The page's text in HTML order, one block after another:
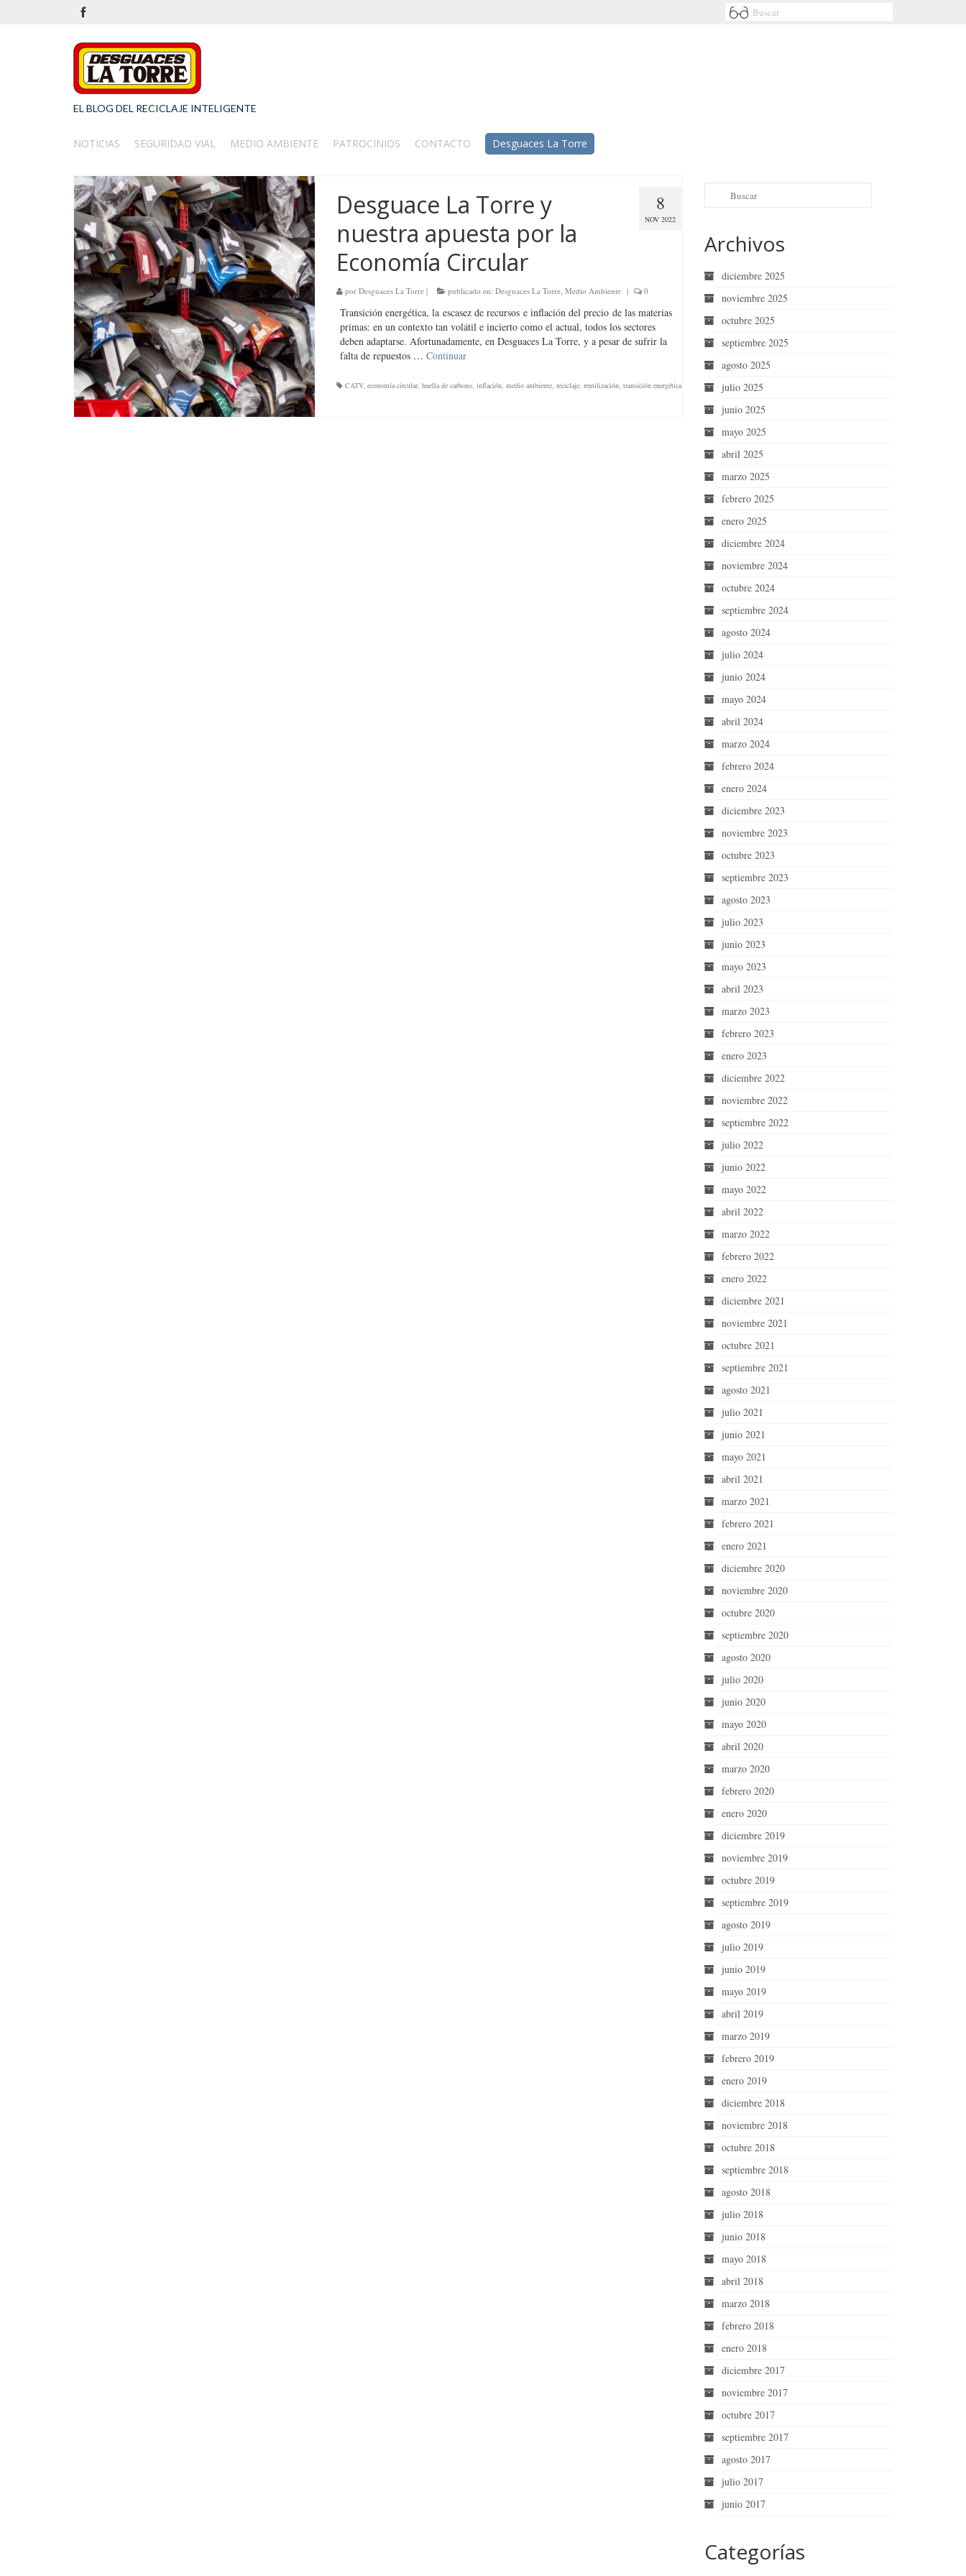
EL BLOG DEL RECICLAJE INTELIGENTE
NOTICIAS SEGURIDAD VIAL MEDIO AMBIENTE PATROCINIOS CONTACTO Desguaces La Torre
8
NOV 2022
Desguace La Torre y
nuestra apuesta por la
Economía Circular
por Desguaces La Torre| publicado en: Desguaces La Torre, Medio Ambiente | 0
Transición energética, la escasez de recursos e inflación del precio de las materias
primas: en un contexto tan volátil e incierto como el actual, todos los sectores
deben adaptarse. Afortunadamente, en Desguaces La Torre, y a pesar de sufrir la
falta de repuestos … Continuar
CATV, economía circular, huella de carbono, inflación, medio ambiente, reciclaje, reutilización, transición energética
Archivos
diciembre 2025
noviembre 2025
octubre 2025
septiembre 2025
agosto 2025
julio 2025
junio 2025
mayo 2025
abril 2025
marzo 2025
febrero 2025
enero 2025
diciembre 2024
noviembre 2024
octubre 2024
septiembre 2024
agosto 2024
julio 2024
junio 2024
mayo 2024
abril 2024
marzo 2024
febrero 2024
enero 2024
diciembre 2023
noviembre 2023
octubre 2023
septiembre 2023
agosto 2023
julio 2023
junio 2023
mayo 2023
abril 2023
marzo 2023
febrero 2023
enero 2023
diciembre 2022
noviembre 2022
septiembre 2022
julio 2022
junio 2022
mayo 2022
abril 2022
marzo 2022
febrero 2022
enero 2022
diciembre 2021
noviembre 2021
octubre 2021
septiembre 2021
agosto 2021
julio 2021
junio 2021
mayo 2021
abril 2021
marzo 2021
febrero 2021
enero 2021
diciembre 2020
noviembre 2020
octubre 2020
septiembre 2020
agosto 2020
julio 2020
junio 2020
mayo 2020
abril 2020
marzo 2020
febrero 2020
enero 2020
diciembre 2019
noviembre 2019
octubre 2019
septiembre 2019
agosto 2019
julio 2019
junio 2019
mayo 2019
abril 2019
marzo 2019
febrero 2019
enero 2019
diciembre 2018
noviembre 2018
octubre 2018
septiembre 2018
agosto 2018
julio 2018
junio 2018
mayo 2018
abril 2018
marzo 2018
febrero 2018
enero 2018
diciembre 2017
noviembre 2017
octubre 2017
septiembre 2017
agosto 2017
julio 2017
junio 2017
Categorías